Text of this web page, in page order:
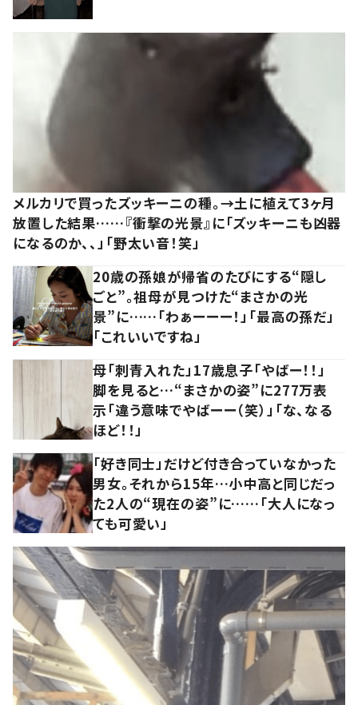
メルカリで買ったズッキーニの種。→土に植えて3ヶ月
放置した結果……『衝撃の光景』に「ズッキーニも凶器
になるのか、、」「野太い音！笑」
20歳の孫娘が帰省のたびにする“隠し
ごと”。祖母が見つけた“まさかの光
景”に……「わぁーーー！」「最高の孫だ」
「これいいですね」
母「刺青入れた」17歳息子「やばー！！」
脚を見ると…“まさかの姿”に277万表
示「違う意味でやばーー（笑）」「な、なる
ほど！！」
「好き同士」だけど付き合っていなかった
男女。それから15年…小中高と同じだっ
た2人の“現在の姿”に……「大人になっ
ても可愛い」